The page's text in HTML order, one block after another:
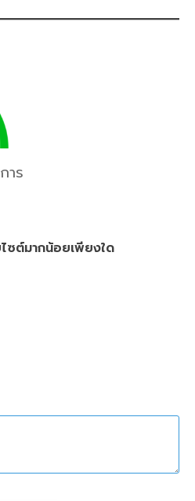
าร
ซต์มากน้อยเพียงใด